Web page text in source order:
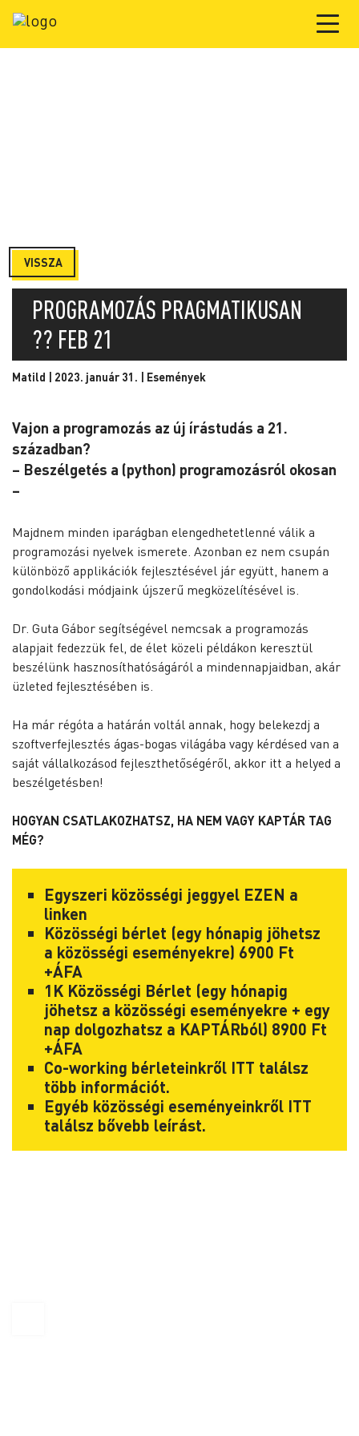
VISSZA
PROGRAMOZÁS PRAGMATIKUSAN
?‍? FEB 21
Matild | 2023. január 31. | Események
Vajon a programozás az új írástudás a 21.
században?
– Beszélgetés a (python) programozásról okosan
–
Majdnem minden iparágban elengedhetetlenné válik a
programozási nyelvek ismerete. Azonban ez nem csupán
különböző applikációk fejlesztésével jár együtt, hanem a
gondolkodási módjaink újszerű megközelítésével is.
Dr. Guta Gábor segítségével nemcsak a programozás
alapjait fedezzük fel, de élet közeli példákon keresztül
beszélünk hasznosíthatóságáról a mindennapjaidban, akár
üzleted fejlesztésében is.
Ha már régóta a határán voltál annak, hogy belekezdj a
szoftverfejlesztés ágas-bogas világába vagy kérdésed van a
saját vállalkozásod fejleszthetőségéről, akkor itt a helyed a
beszélgetésben!
HOGYAN CSATLAKOZHATSZ, HA NEM VAGY KAPTÁR TAG
MÉG?
Egyszeri közösségi jeggyel EZEN a
linken
Közösségi bérlet (egy hónapig jöhetsz
a közösségi eseményekre) 6900 Ft
+ÁFA
1K Közösségi Bérlet (egy hónapig
jöhetsz a közösségi eseményekre + egy
nap dolgozhatsz a KAPTÁRból) 8900 Ft
+ÁFA
Co-working bérleteinkről ITT találsz
több információt.
Egyéb közösségi eseményeinkről ITT
találsz bővebb leírást.